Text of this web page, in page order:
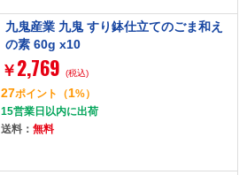
九鬼産業 九鬼 すり鉢仕立てのごま和え
の素 60g x10
￥ 2,769 (税込)
27ポイント （1%）
15営業日以内に出荷
送料： 無料